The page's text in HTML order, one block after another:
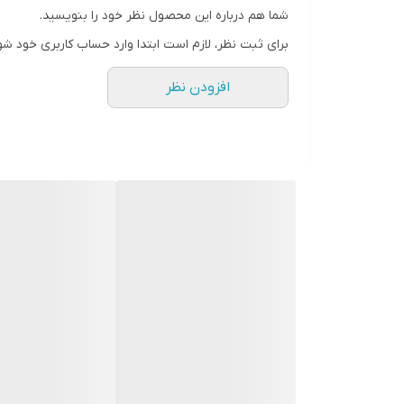
شما هم درباره این محصول نظر خود را بنویسید.
برای ثبت نظر، لازم است ابتدا وارد حساب کاربری خود
افزودن نظر